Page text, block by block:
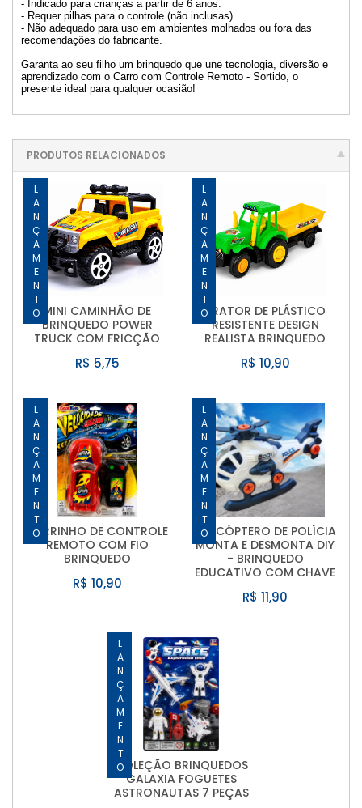
- Indicado para crianças a partir de 6 anos.
- Requer pilhas para o controle (não inclusas).
- Não adequado para uso em ambientes molhados ou fora das
recomendações do fabricante.
Garanta ao seu filho um brinquedo que une tecnologia, diversão e
aprendizado com o Carro com Controle Remoto - Sortido, o
presente ideal para qualquer ocasião!
PRODUTOS RELACIONADOS
LANÇAMENTO MINI CAMINHÃO DE
BRINQUEDO POWER
TRUCK COM FRICÇÃO
R$ 5,75
LANÇAMENTOTRATOR DE PLÁSTICO
RESISTENTE DESIGN
REALISTA BRINQUEDO
R$ 10,90
LANÇAMENTO
CARRINHO DE CONTROLE
REMOTO COM FIO
BRINQUEDO
R$ 10,90
LANÇAMENTO
HELICÓPTERO DE POLÍCIA
MONTA E DESMONTA DIY
- BRINQUEDO
EDUCATIVO COM CHAVE
R$ 11,90
LANÇAMENTO
COLEÇÃO BRINQUEDOS
GALAXIA FOGUETES
ASTRONAUTAS 7 PEÇAS